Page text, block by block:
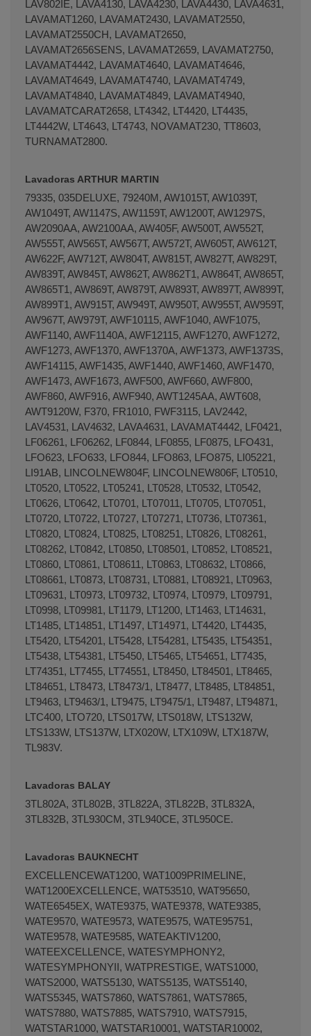
LAV802IE, LAVA4130, LAVA4230, LAVA4430, LAVA4631,
LAVAMAT1260, LAVAMAT2430, LAVAMAT2550,
LAVAMAT2550CH, LAVAMAT2650,
LAVAMAT2656SENS, LAVAMAT2659, LAVAMAT2750,
LAVAMAT4442, LAVAMAT4640, LAVAMAT4646,
LAVAMAT4649, LAVAMAT4740, LAVAMAT4749,
LAVAMAT4840, LAVAMAT4849, LAVAMAT4940,
LAVAMATCARAT2658, LT4342, LT4420, LT4435,
LT4442W, LT4643, LT4743, NOVAMAT230, TT8603,
TURNAMAT2800.
Lavadoras ARTHUR MARTIN
79335, 035DELUXE, 79240M, AW1015T, AW1039T,
AW1049T, AW1147S, AW1159T, AW1200T, AW1297S,
AW2090AA, AW2100AA, AW405F, AW500T, AW552T,
AW555T, AW565T, AW567T, AW572T, AW605T, AW612T,
AW622F, AW712T, AW804T, AW815T, AW827T, AW829T,
AW839T, AW845T, AW862T, AW862T1, AW864T, AW865T,
AW865T1, AW869T, AW879T, AW893T, AW897T, AW899T,
AW899T1, AW915T, AW949T, AW950T, AW955T, AW959T,
AW967T, AW979T, AWF10115, AWF1040, AWF1075,
AWF1140, AWF1140A, AWF12115, AWF1270, AWF1272,
AWF1273, AWF1370, AWF1370A, AWF1373, AWF1373S,
AWF14115, AWF1435, AWF1440, AWF1460, AWF1470,
AWF1473, AWF1673, AWF500, AWF660, AWF800,
AWF860, AWF916, AWF940, AWT1245AA, AWT608,
AWT9120W, F370, FR1010, FWF3115, LAV2442,
LAV4531, LAV4632, LAVA4631, LAVAMAT4442, LF0421,
LF06261, LF06262, LF0844, LF0855, LF0875, LFO431,
LFO623, LFO633, LFO844, LFO863, LFO875, LI05221,
LI91AB, LINCOLNEW804F, LINCOLNEW806F, LT0510,
LT0520, LT0522, LT05241, LT0528, LT0532, LT0542,
LT0626, LT0642, LT0701, LT07011, LT0705, LT07051,
LT0720, LT0722, LT0727, LT07271, LT0736, LT07361,
LT0820, LT0824, LT0825, LT08251, LT0826, LT08261,
LT08262, LT0842, LT0850, LT08501, LT0852, LT08521,
LT0860, LT0861, LT08611, LT0863, LT08632, LT0866,
LT08661, LT0873, LT08731, LT0881, LT08921, LT0963,
LT09631, LT0973, LT09732, LT0974, LT0979, LT09791,
LT0998, LT09981, LT1179, LT1200, LT1463, LT14631,
LT1485, LT14851, LT1497, LT14971, LT4420, LT4435,
LT5420, LT54201, LT5428, LT54281, LT5435, LT54351,
LT5438, LT54381, LT5450, LT5465, LT54651, LT7435,
LT74351, LT7455, LT74551, LT8450, LT84501, LT8465,
LT84651, LT8473, LT8473/1, LT8477, LT8485, LT84851,
LT9463, LT9463/1, LT9475, LT9475/1, LT9487, LT94871,
LTC400, LTO720, LTS017W, LTS018W, LTS132W,
LTS133W, LTS137W, LTX020W, LTX109W, LTX187W,
TL983V.
Lavadoras BALAY
3TL802A, 3TL802B, 3TL822A, 3TL822B, 3TL832A,
3TL832B, 3TL930CM, 3TL940CE, 3TL950CE.
Lavadoras BAUKNECHT
EXCELLENCEWAT1200, WAT1009PRIMELINE,
WAT1200EXCELLENCE, WAT53510, WAT95650,
WATE6545EX, WATE9375, WATE9378, WATE9385,
WATE9570, WATE9573, WATE9575, WATE95751,
WATE9578, WATE9585, WATEAKTIV1200,
WATEEXCELLENCE, WATESYMPHONY2,
WATESYMPHONYII, WATPRESTIGE, WATS1000,
WATS2000, WATS5130, WATS5135, WATS5140,
WATS5345, WATS7860, WATS7861, WATS7865,
WATS7880, WATS7885, WATS7910, WATS7915,
WATSTAR1000, WATSTAR10001, WATSTAR10002,
Terminal de consulta○ Motor activo -Bomba
desagüe lavadora INDESIT WHIRLPOOL
(C00144997)